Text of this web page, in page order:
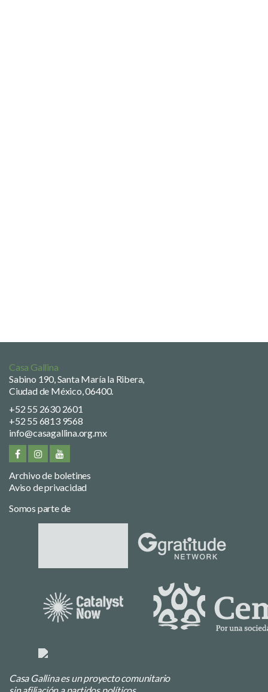
Casa Gallina
Sabino 190, Santa María la Ribera,
Ciudad de México, 06400.
+52 55 2630 2601
+52 55 6813 9568
info@casagallina.org.mx
Archivo de boletines
Aviso de privacidad
Somos parte de
Casa Gallina es un proyecto comunitario